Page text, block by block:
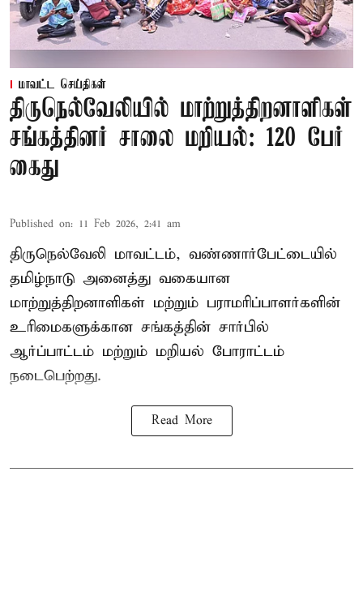
மாவட்ட செய்திகள்
திருநெல்வேலியில் மாற்றுத்திறனாளிகள்
சங்கத்தினர் சாலை மறியல்: 120 பேர்
கைது
Published on: 11 Feb 2026, 2:41 am
திருநெல்வேலி மாவட்டம், வண்ணார்பேட்டையில்
தமிழ்நாடு அனைத்து வகையான
மாற்றுத்திறனாளிகள் மற்றும் பராமரிப்பாளர்களின்
உரிமைகளுக்கான சங்கத்தின் சார்பில்
ஆர்ப்பாட்டம் மற்றும் மறியல் போராட்டம்
நடைபெற்றது.
Read More